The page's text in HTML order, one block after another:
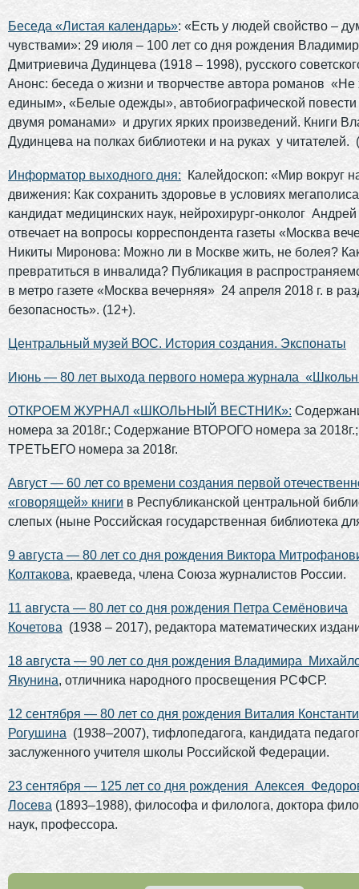
Беседа «Листая календарь»: «Есть у людей свойство –
чувствами»: 29 июля – 100 лет со дня рождения
Дмитриевича Дудинцева (1918 – 1998), русского
Анонс: беседа о жизни и творчестве автора романов «Не
единым», «Белые одежды», автобиографической
двумя романами» и других ярких произведений. Книги
Дудинцева на полках библиотеки и на руках у читателей.
Информатор выходного дня: Калейдоскоп: «Мир вокруг
движения: Как сохранить здоровье в условиях
кандидат медицинских наук, нейрохирург-онколог
отвечает на вопросы корреспондента газеты «Москва
Никиты Миронова: Можно ли в Москве жить, не болея?
превратиться в инвалида? Публикация в
в метро газете «Москва вечерняя» 24 апреля 2018 г. в
безопасность». (12+).
Центральный музей ВОС. История создания. Экспонаты
Июнь — 80 лет выхода первого номера журнала
ОТКРОЕМ ЖУРНАЛ «ШКОЛЬНЫЙ ВЕСТНИК»:
номера за 2018г.; Содержание ВТОРОГО номера за
ТРЕТЬЕГО номера за 2018г.
Август — 60 лет со времени создания первой
«говорящей» книги в Республиканской центральной
слепых (ныне Российская государственная библиотека
9 августа — 80 лет со дня рождения Виктора
Колтакова, краеведа, члена Союза журналистов России.
11 августа — 80 лет со дня рождения Петра Семёновича
Кочетова (1938 – 2017), редактора математических
18 августа — 90 лет со дня рождения Владимира
Якунина, отличника народного просвещения РСФСР.
12 сентября — 80 лет со дня рождения Виталия
Рогушина (1938–2007), тифлопедагога, кандидата
заслуженного учителя школы Российской Федерации.
23 сентября — 125 лет со дня рождения Алексея
Лосева (1893–1988), философа и филолога, доктора
наук, профессора.